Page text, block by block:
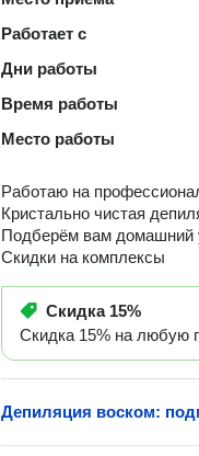
Работает с
Дни работы
Время работы
Место работы
Работаю на
Кристально чистая
Подберём вам домашний
Скидки на комплексы
Скидка 15%
Скидка 15% на любую
Депиляция воском: